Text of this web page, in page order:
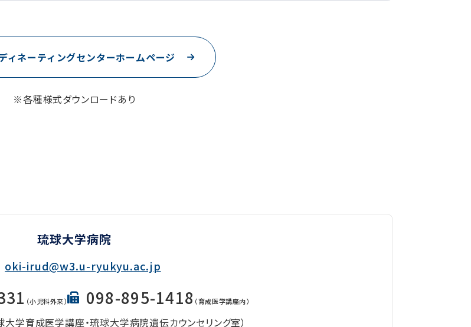
ィネーティングセンターホームページ
※各種様式ダウンロードあり
琉球大学病院
oki-irud@w3.u-ryukyu.ac.jp
（小児科外来） 098-895-1418 （育成医学講座内）
学育成医学講座‧琉球大学病院遺伝カウンセリング室）